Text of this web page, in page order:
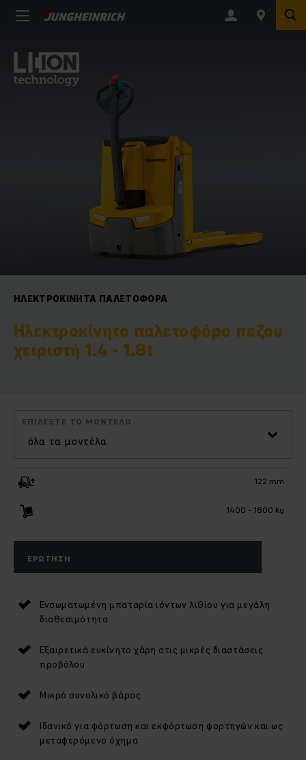
ΗΛΕΚΤΡΟΚΊΝΗΤΑ ΠΑΛΕΤΟΦΌΡΑ
Ηλεκτροκίνητο παλετοφόρο πεζου
χειριστή 1.4 - 1.8t
όλα τα μοντέλα
ΕΠΙΛΈΞΤΕ ΤΟ ΜΟΝΤΈΛΟ
122 mm
1400 - 1800 kg
ΕΡΏΤΗΣΗ
Ενσωματωμένη μπαταρία ιόντων λιθίου για μεγάλη
διαθεσιμότητα
Εξαιρετικά ευκίνητο χάρη στις μικρές διαστάσεις
προβόλου
Μικρό συνολικό βάρος
Ιδανικό για φόρτωση και εκφόρτωση φορτηγών και ως
μεταφερόμενο όχημα